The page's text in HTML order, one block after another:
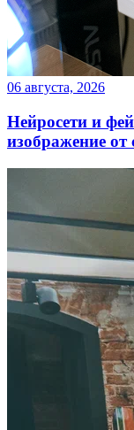
06 августа, 2026
Нейросети и
изображение от